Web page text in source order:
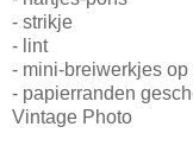
- strikje
- lint
- mini-breiwerkjes
- papierranden
Vintage Photo